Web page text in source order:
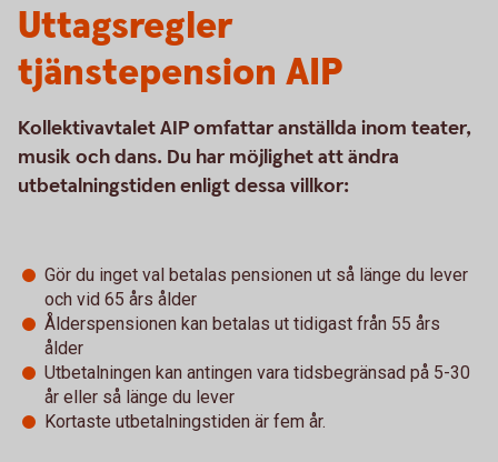
Uttagsregler
tjänstepension AIP
Kollektivavtalet AIP omfattar anställda inom teater,
musik och dans. Du har möjlighet att ändra
utbetalningstiden enligt dessa villkor:
Gör du inget val betalas pensionen ut så länge du lever
och vid 65 års ålder
Ålderspensionen kan betalas ut tidigast från 55 års
ålder
Utbetalningen kan antingen vara tidsbegränsad på 5-30
år eller så länge du lever
Kortaste utbetalningstiden är fem år.